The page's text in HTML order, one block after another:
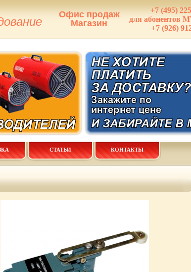
Офис продаж
Магазин
+7 (495)
для абонентов
+7 (926)
СТАТЬИ КОНТАКТЫ